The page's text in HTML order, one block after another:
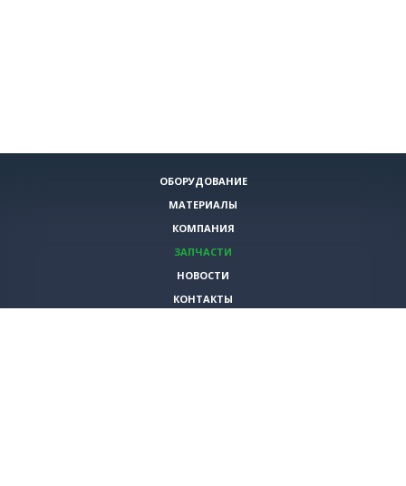
ОБОРУДОВАНИЕ
МАТЕРИАЛЫ
КОМПАНИЯ
ЗАПЧАСТИ
НОВОСТИ
КОНТАКТЫ